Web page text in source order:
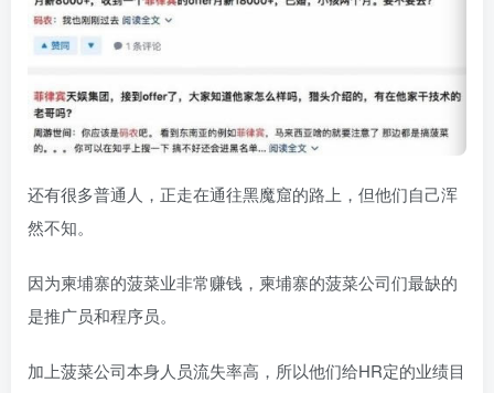
还有很多普通人，正走在通往黑魔窟的路上，但他们自己浑
然不知。
因为柬埔寨的菠菜业非常赚钱，柬埔寨的菠菜公司们最缺的
是推广员和程序员。
加上菠菜公司本身人员流失率高，所以他们给HR定的业绩目